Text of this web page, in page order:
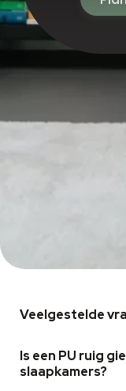
Veelgestelde
Is een PU ruig
slaapkamers?